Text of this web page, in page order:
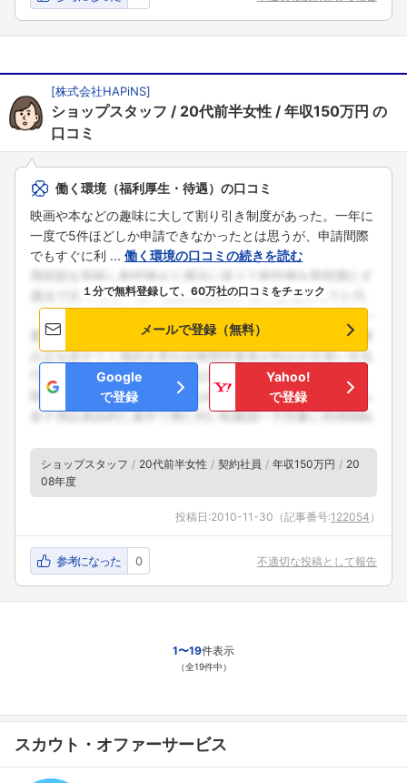
[株式会社HAPiNS]
ショップスタッフ 20代前半女性 年収150万円 の
口コミ
働く環境（福利厚生・待遇）の口コミ
映画や本などの趣味に大して割り引き制度があった。一年に
一度で5件ほどしか申請できなかったとは思うが、申請間際
でもすぐに利 ... 働く環境の口コミの続きを読む
１分で無料登録して、60万社の口コミをチェック
メールで登録（無料）
Google
で登録
Yahoo!
で登録
ショップスタッフ 20代前半女性 契約社員 年収150万円
20
08年度
投稿日:2010-11-30 （記事番号:122054 ）
参考になった 0 不適切な投稿として報告
1〜19件表示
（全19件中）
スカウト・オファーサービス